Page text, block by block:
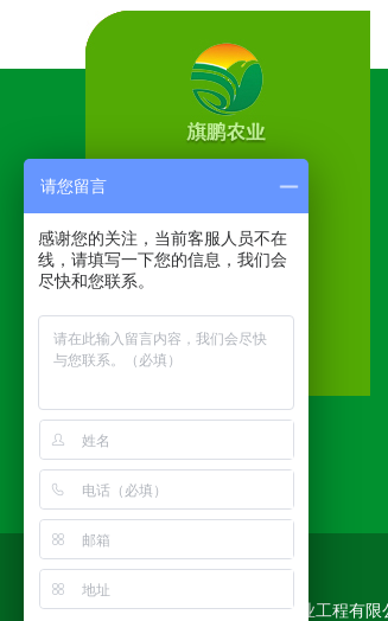
版权所有:宝鸡市旗鹏现代农业工程
请您留言
感谢您的关注，当前客服人员不在
线，请填写一下您的信息，我们会
尽快和您联系。